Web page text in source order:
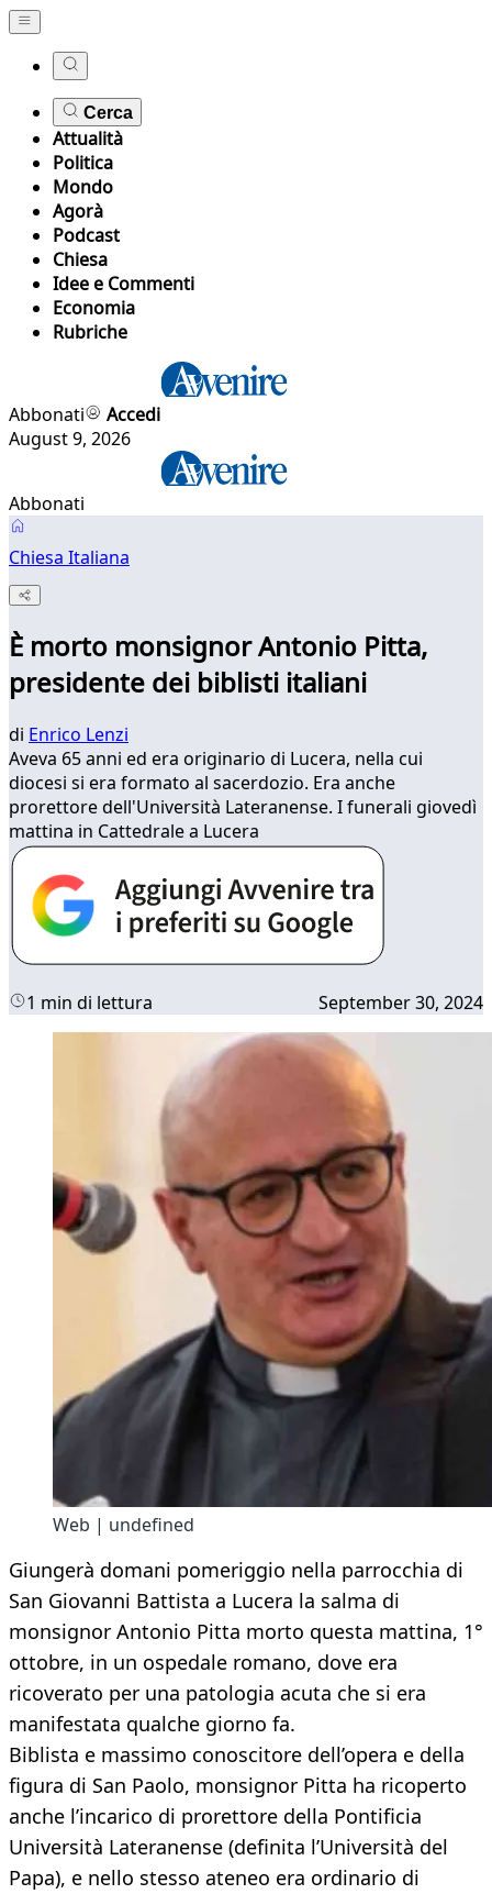
Cerca
Attualità
Politica
Mondo
Agorà
Podcast
Chiesa
Idee e Commenti
Economia
Rubriche
Abbonati
Accedi
August 9, 2026
Abbonati
Chiesa Italiana
È morto monsignor Antonio Pitta,
presidente dei biblisti italiani
di Enrico Lenzi
Aveva 65 anni ed era originario di Lucera, nella cui
diocesi si era formato al sacerdozio. Era anche
prorettore dell'Università Lateranense. I funerali giovedì
mattina in Cattedrale a Lucera
1 min di lettura September 30, 2024
Web | undefined
Giungerà domani pomeriggio nella parrocchia di
San Giovanni Battista a Lucera la salma di
monsignor Antonio Pitta morto questa mattina, 1°
ottobre, in un ospedale romano, dove era
ricoverato per una patologia acuta che si era
manifestata qualche giorno fa.
Biblista e massimo conoscitore dell’opera e della
figura di San Paolo, monsignor Pitta ha ricoperto
anche l’incarico di prorettore della Pontificia
Università Lateranense (definita l’Università del
Papa), e nello stesso ateneo era ordinario di